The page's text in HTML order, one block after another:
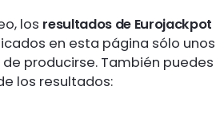
los resultados de Eurojackpot
en esta página sólo unos
producirse. También puedes
los resultados: